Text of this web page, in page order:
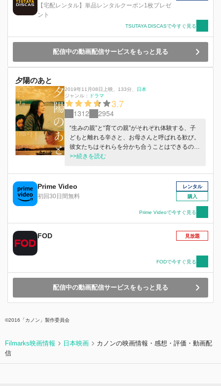
【宅配レンタル】単品レンタルクーポン1枚プレゼ
ント
TSUTAYA DISCASで今すぐ見る
配信中の動画配信サービスをもっと見る
夕陽のあと
2019年11月08日上映 133分
日本
ジャンル：
ドラマ
3.7
1312 2954
“生みの親”と“育ての親”がそれぞれ体験する、子
どもと離れる辛さと、お母さんと呼ばれる歓び。
彼女たちはそれらを分かち合うことはできるの
か。そして、島の子として育った豊和の未来は。
絆を問いかける骨太なヒューマンドラマ。貫地谷
しほり・山田真歩、実力派の二人が、対照的な人
生を歩んできた女性たちの深く複雑な愛情や葛藤
をそれぞれひたむきに体現する。その他、永井
大、木内みどり、川口覚に加え、ロケ地・長島町
でのオーディションで抜擢された演技初挑戦の小
学4年生・松原豊和が出演。監督は『海辺の生と
死』の越川道夫。後を絶たないDVや乳児遺棄、
みながら、あたたかな感動をもたらす普遍的な人
間ドラマを作り上げた。長島町の有志で結成され
た「長島大陸映画実行委員会」企画作品。
>>続きを読む
Prime Video
初回30日間無料
レンタル
購入
Prime Videoで今すぐ見る
FOD 見放題
FODで今すぐ見る
配信中の動画配信サービスをもっと見る
©2016「カノン」製作委員会
Filmarks映画情報 日本映画
カノンの映画情報・感想・評価・動画配
信